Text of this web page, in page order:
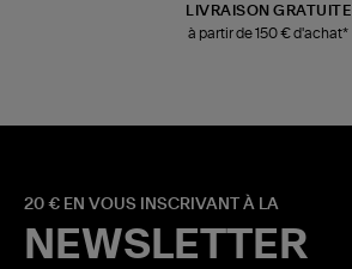
LIVRAISON GRATUITE
à partir de 150 € d'achat*
20 € EN VOUS INSCRIVANT À LA
NEWSLETTER